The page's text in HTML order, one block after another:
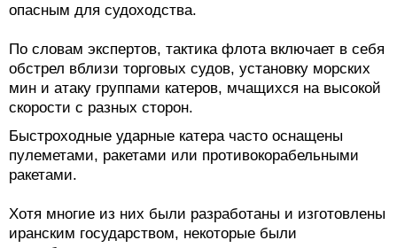
опасным для судоходства.
По словам экспертов, тактика флота включает в себя
обстрел вблизи торговых судов, установку морских
мин и атаку группами катеров, мчащихся на высокой
скорости с разных сторон.
Быстроходные ударные катера часто оснащены
пулеметами, ракетами или противокорабельными
ракетами.
Хотя многие из них были разработаны и изготовлены
иранским государством, некоторые были